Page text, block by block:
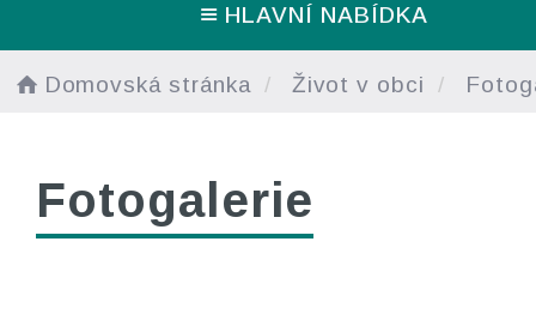
HLAVNÍ NABÍDKA
Domovská stránka Život v obci
Fotogalerie